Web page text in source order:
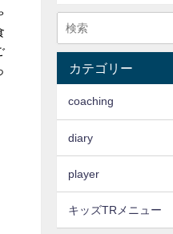
カテゴリー
coaching
diary
player
キッズTRメニュー